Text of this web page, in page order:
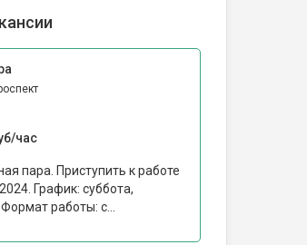
час
пара. Приступить к работе
График: суббота,
работы: c...